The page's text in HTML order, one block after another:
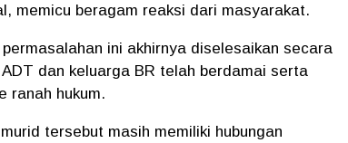
memicu beragam reaksi dari masyarakat.
ini akhirnya diselesaikan secara
dan keluarga BR telah berdamai serta
ranah hukum.
tersebut masih memiliki hubungan